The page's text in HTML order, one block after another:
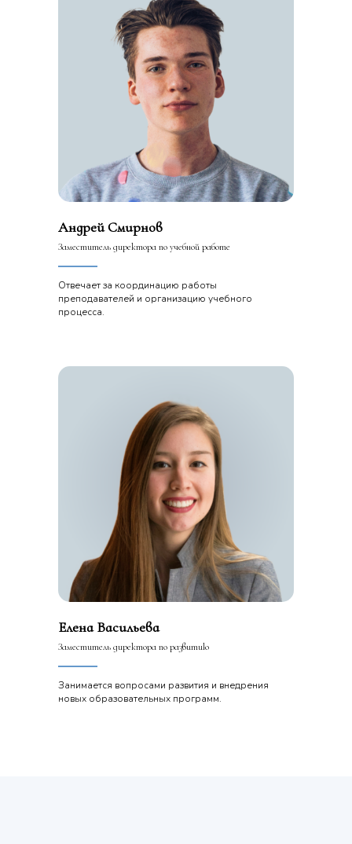
Андрей Смирнов
Заместитель директора по учебной работе
Отвечает за координацию работы
преподавателей и организацию учебного
процесса.
Елена Васильева
Заместитель директора по развитию
Занимается вопросами развития и внедрения
новых образовательных программ.